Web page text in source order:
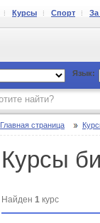
Курсы Спорт
Язык:
Главная страница
Курсы
Найден 1 курс